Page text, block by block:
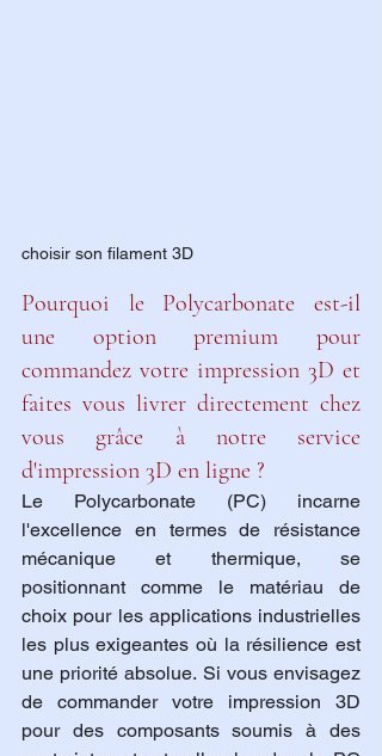
choisir son filament 3D
Pourquoi le Polycarbonate est-il
une option premium pour
commandez votre impression 3D et
faites vous livrer directement chez
vous grâce à notre service
d'impression 3D en ligne ?
Le Polycarbonate (PC) incarne
l'excellence en termes de résistance
mécanique et thermique, se
positionnant comme le matériau de
choix pour les applications industrielles
les plus exigeantes où la résilience est
une priorité absolue. Si vous envisagez
de commander votre impression 3D
pour des composants soumis à des